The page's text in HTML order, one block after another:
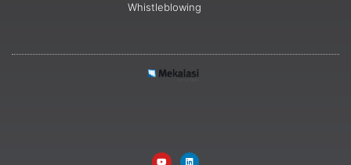
Whistleblowing